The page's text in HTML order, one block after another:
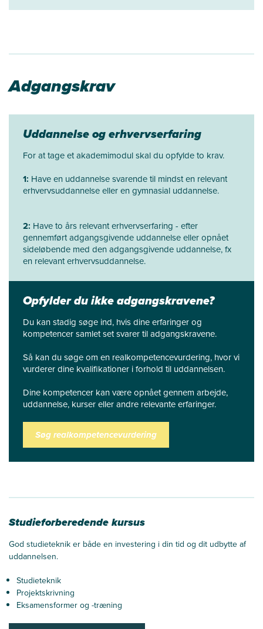
Adgangskrav
Uddannelse og erhvervserfaring
For at tage et akademimodul skal du opfylde to krav.
1: Have en uddannelse svarende til mindst en relevant
erhvervsuddannelse eller en gymnasial uddannelse.
2: Have to års relevant erhvervserfaring - efter
gennemført adgangsgivende uddannelse eller opnået
sideløbende med den adgangsgivende uddannelse, fx
en relevant erhvervsuddannelse.
Opfylder du ikke adgangskravene?
Du kan stadig søge ind, hvis dine erfaringer og
kompetencer samlet set svarer til adgangskravene.
Så kan du søge om en realkompetencevurdering, hvor vi
vurderer dine kvalifikationer i forhold til uddannelsen.
Dine kompetencer kan være opnået gennem arbejde,
uddannelse, kurser eller andre relevante erfaringer.
Søg realkompetencevurdering
Studieforberedende kursus
God studieteknik er både en investering i din tid og dit udbytte af
uddannelsen.
Studieteknik
Projektskrivning
Eksamensformer og -træning